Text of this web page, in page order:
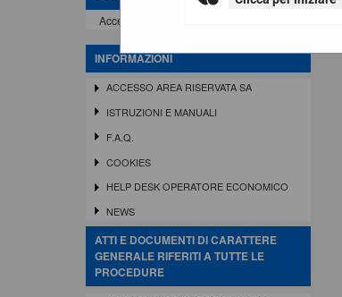
Accedi - Registrati
INFORMAZIONI
ACCESSO AREA RISERVATA SA
ISTRUZIONI E MANUALI
F.A.Q.
COOKIES
HELP DESK OPERATORE ECONOMICO
NEWS
ATTI E DOCUMENTI DI CARATTERE
GENERALE RIFERITI A TUTTE LE
PROCEDURE